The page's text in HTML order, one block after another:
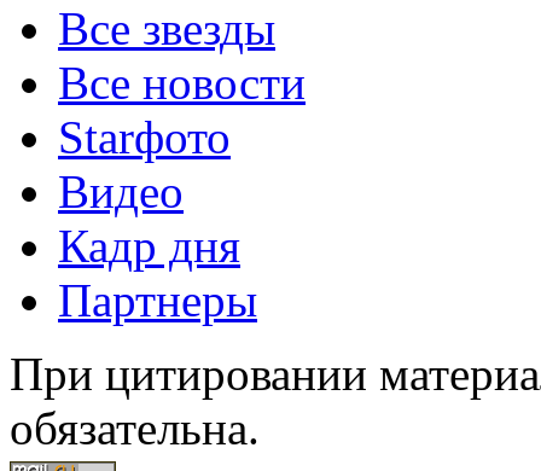
Все звезды
Все новости
Starфото
Видео
Кадр дня
Партнеры
При цитировании
обязательна.